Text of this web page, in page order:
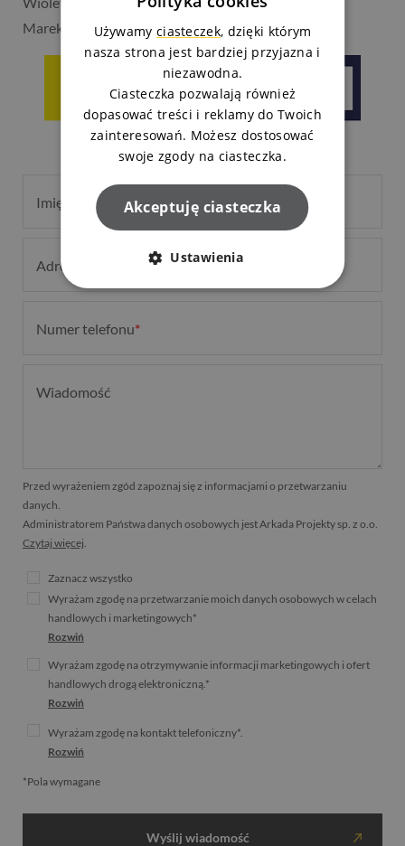
Marek Jasiński tel.525 119 015
Imię i nazwisko*
Adres e-mail
Numer telefonu*
Wiadomość
Przed wyrażeniem zgód zapoznaj się z informacjami o przetwarzaniu
danych.
Administratorem Państwa danych osobowych jest Arkada Projekty sp. z o.o.
Czytaj więcej
Zaznacz wszystko
Wyrażam zgodę na przetwarzanie moich danych osobowych w celach
handlowych i marketingowych*
Rozwiń
Wyrażam zgodę na otrzymywanie informacji marketingowych i ofert
handlowych drogą elektroniczną.*
Rozwiń
Wyrażam zgodę na kontakt telefoniczny*.
Rozwiń
*Pola wymagane
Używamy ciasteczek, dzięki którym
nasza strona jest bardziej przyjazna i
niezawodna.
Ciasteczka pozwalają również
dopasować treści i reklamy do Twoich
zainteresowań. Możesz dostosować
swoje zgody na ciasteczka.
Akceptuję ciasteczka
Ustawienia